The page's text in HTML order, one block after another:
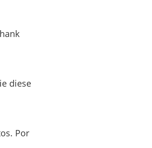
diese
Por